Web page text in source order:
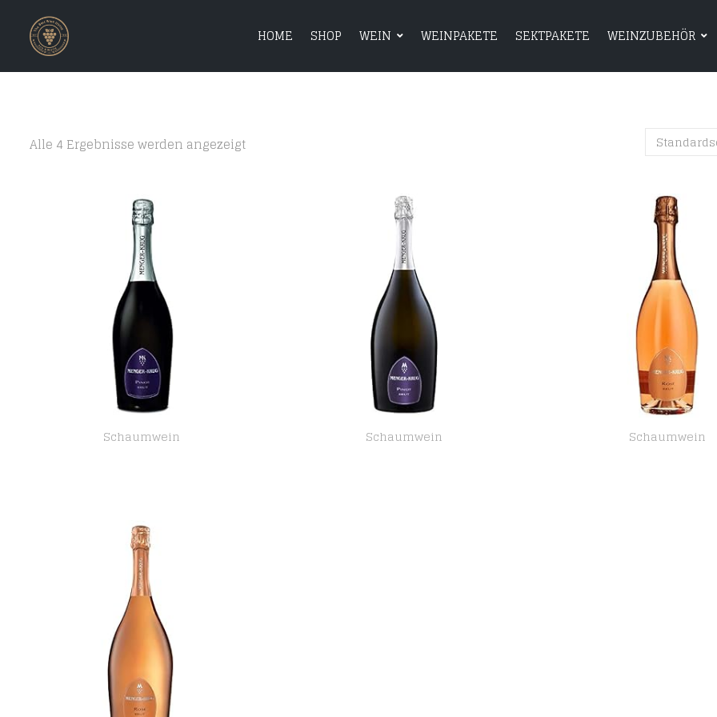
HOME SHOP WEIN WEINPAKETE SEKTPAKETE WEINZUBEHÖR
HOME SHOP WEIN WEINPAKETE
Alle 4 Ergebnisse werden angezeigt
Schaumwein Schaumwein Schaumwein